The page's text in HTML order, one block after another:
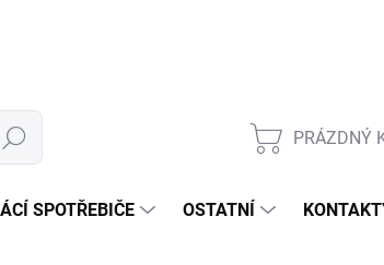
Hledat PRÁZDNÝ
SPOTŘEBIČE OSTATNÍ